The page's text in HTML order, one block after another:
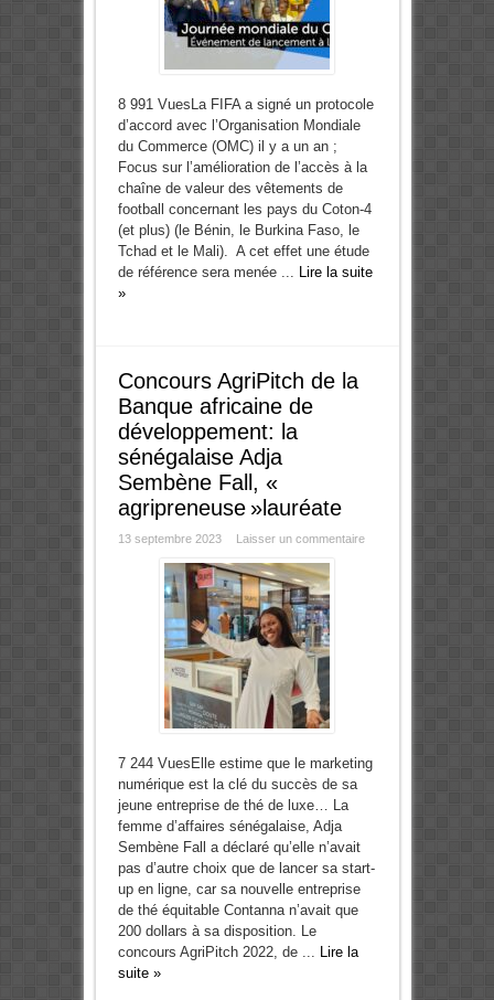
8 991 VuesLa FIFA a signé un protocole
d’accord avec l’Organisation Mondiale
du Commerce (OMC) il y a un an ;
Focus sur l’amélioration de l’accès à la
chaîne de valeur des vêtements de
football concernant les pays du Coton-4
(et plus) (le Bénin, le Burkina Faso, le
Tchad et le Mali). A cet effet une étude
de référence sera menée ... Lire la suite
»
Concours AgriPitch de la
Banque africaine de
développement: la
sénégalaise Adja
Sembène Fall, «
agripreneuse »lauréate
13 septembre 2023 Laisser un commentaire
7 244 VuesElle estime que le marketing
numérique est la clé du succès de sa
jeune entreprise de thé de luxe… La
femme d’affaires sénégalaise, Adja
Sembène Fall a déclaré qu’elle n’avait
pas d’autre choix que de lancer sa start-
up en ligne, car sa nouvelle entreprise
de thé équitable Contanna n’avait que
200 dollars à sa disposition. Le
concours AgriPitch 2022, de ... Lire la
suite »